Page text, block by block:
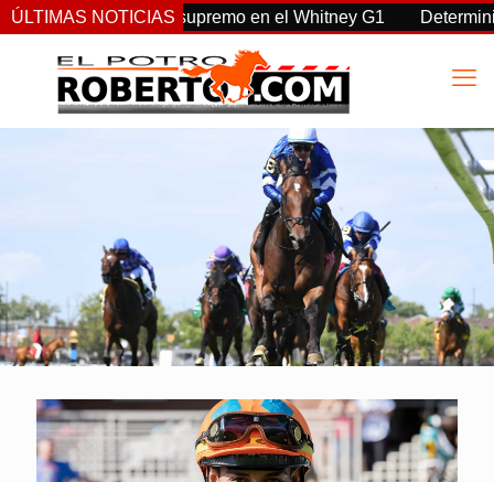
ÚLTIMAS NOTICIAS
vuelta, Sovereignty supremo en el Whitney G1